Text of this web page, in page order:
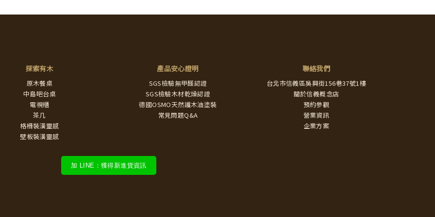
探索有木
原木餐桌
中島吧台桌
電視櫃
茶几
格柵裝潢靈感
壁板裝潢靈感
產品安心證明
SGS檢驗無甲醛認證
SGS檢驗木材乾燥認證
德國OSMO天然護木油塗裝
常見問題Q&A
聯絡我們
台北市信義區吳興街156巷37號1樓
關於信義概念店
預約參觀
營業資訊
企業方案
加 LINE：獲得新進貨資訊